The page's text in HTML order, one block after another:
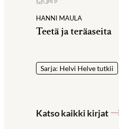
HANNI MAULA
Teetä ja teräaseita
Sarja: Helvi Helve tutkii
Katso kaikki kirjat